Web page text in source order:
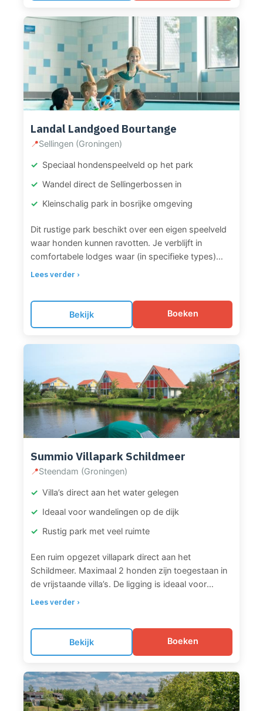
Landal Landgoed Bourtange
📍Sellingen (Groningen)
Speciaal hondenspeelveld op het park
Wandel direct de Sellingerbossen in
Kleinschalig park in bosrijke omgeving
Dit rustige park beschikt over een eigen speelveld
waar honden kunnen ravotten. Je verblijft in
comfortabele lodges waar (in specifieke types)
honden welkom zijn. Het park ligt naast de
Bourtange kun je samen cultuur snuiven en
wandelen.
Lees verder ›
Bekijk Boeken
Summio Villapark Schildmeer
📍Steendam (Groningen)
Villa’s direct aan het water gelegen
Ideaal voor wandelingen op de dijk
Rustig park met veel ruimte
Een ruim opgezet villapark direct aan het
Schildmeer. Maximaal 2 honden zijn toegestaan in
de vrijstaande villa’s. De ligging is ideaal voor
waterliefhebbers en honden die graag zwemmen.
baasjes die rust zoeken.
Lees verder ›
Bekijk Boeken